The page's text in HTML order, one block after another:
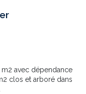
m2 avec dépendance
clos et arboré dans